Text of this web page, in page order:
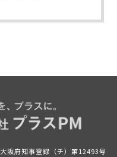
大阪府知事登録（チ）第12493号